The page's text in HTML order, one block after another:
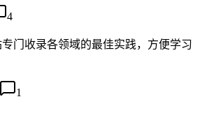
4
门收录各领域的最佳实践，方便学习
1